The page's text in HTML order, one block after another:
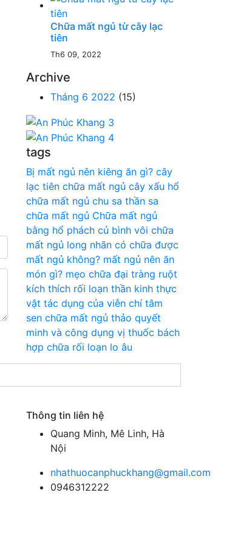
Chữa mất ngủ từ cây lạc
tiên
Th6 09, 2022
Archive
Tháng 6 2022 (15)
tags
Bị mất ngủ nên kiêng ăn gì? cây
lạc tiên chữa mất ngủ cây xấu hổ
chữa mất ngủ chu sa thần sa
chữa mất ngủ Chữa mất ngủ
bằng hổ phách củ bình vôi chữa
mất ngủ long nhãn có chữa được
mất ngủ không? mất ngủ nên ăn
món gì? mẹo chữa đại tràng ruột
kích thích rối loạn thần kinh thực
vật tác dụng của viễn chí tâm
sen chữa mất ngủ thảo quyết
minh và công dụng vị thuốc bách
hợp chữa rối loạn lo âu
Thông tin liên hệ
Quang Minh, Mê Linh, Hà
Nội
nhathuocanphuckhang@gmail.com
0946312222